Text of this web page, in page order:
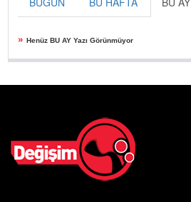
» Henüz BU AY Yazı Görünmüyor